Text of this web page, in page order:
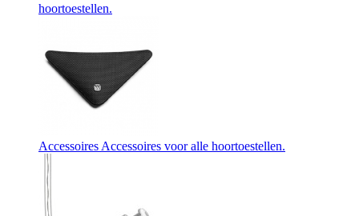
hoortoestellen.
Accessoires Accessoires voor alle hoortoestellen.